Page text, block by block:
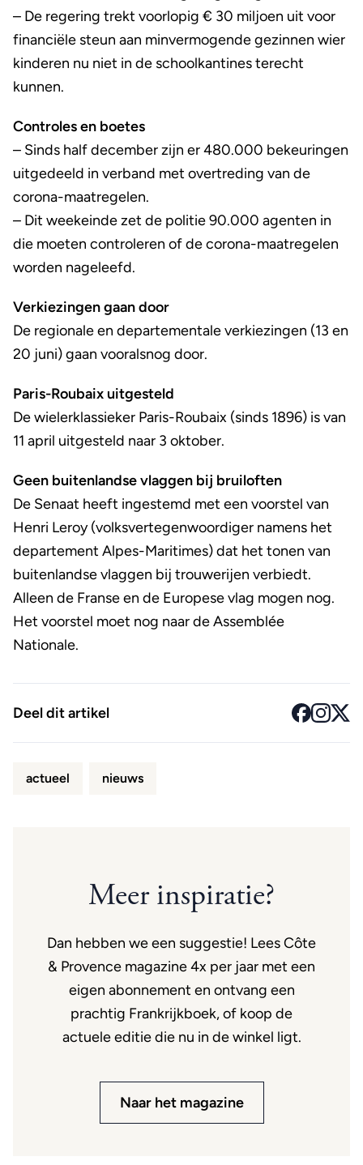
– De regering trekt voorlopig € 30 miljoen uit voor
financiële steun aan minvermogende gezinnen wier
kinderen nu niet in de schoolkantines terecht
kunnen.
Controles en boetes
– Sinds half december zijn er 480.000 bekeuringen
uitgedeeld in verband met overtreding van de
corona-maatregelen.
– Dit weekeinde zet de politie 90.000 agenten in
die moeten controleren of de corona-maatregelen
worden nageleefd.
Verkiezingen gaan door
De regionale en departementale verkiezingen (13 en
20 juni) gaan vooralsnog door.
Paris-Roubaix uitgesteld
De wielerklassieker Paris-Roubaix (sinds 1896) is van
11 april uitgesteld naar 3 oktober.
Geen buitenlandse vlaggen bij bruiloften
De Senaat heeft ingestemd met een voorstel van
Henri Leroy (volksvertegenwoordiger namens het
departement Alpes-Maritimes) dat het tonen van
buitenlandse vlaggen bij trouwerijen verbiedt.
Alleen de Franse en de Europese vlag mogen nog.
Het voorstel moet nog naar de Assemblée
Nationale.
Deel dit artikel
actueel nieuws
Meer inspiratie?
Dan hebben we een suggestie! Lees Côte
& Provence magazine 4x per jaar met een
eigen abonnement en ontvang een
prachtig Frankrijkboek, of koop de
actuele editie die nu in de winkel ligt.
Naar het magazine